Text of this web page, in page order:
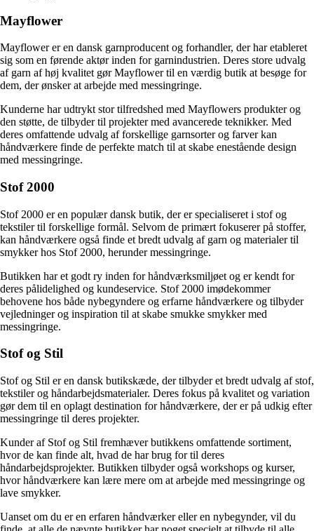
Mayflower
Mayflower er en dansk garnproducent og forhandler, der har etableret
sig som en førende aktør inden for garnindustrien. Deres store udvalg
af garn af høj kvalitet gør Mayflower til en værdig butik at besøge for
dem, der ønsker at arbejde med messingringe.
Kunderne har udtrykt stor tilfredshed med Mayflowers produkter og
den støtte, de tilbyder til projekter med avancerede teknikker. Med
deres omfattende udvalg af forskellige garnsorter og farver kan
håndværkere finde de perfekte match til at skabe enestående design
med messingringe.
Stof 2000
Stof 2000 er en populær dansk butik, der er specialiseret i stof og
tekstiler til forskellige formål. Selvom de primært fokuserer på stoffer,
kan håndværkere også finde et bredt udvalg af garn og materialer til
smykker hos Stof 2000, herunder messingringe.
Butikken har et godt ry inden for håndværksmiljøet og er kendt for
deres pålidelighed og kundeservice. Stof 2000 imødekommer
behovene hos både nybegyndere og erfarne håndværkere og tilbyder
vejledninger og inspiration til at skabe smukke smykker med
messingringe.
Stof og Stil
Stof og Stil er en dansk butikskæde, der tilbyder et bredt udvalg af stof,
tekstiler og håndarbejdsmaterialer. Deres fokus på kvalitet og variation
gør dem til en oplagt destination for håndværkere, der er på udkig efter
messingringe til deres projekter.
Kunder af Stof og Stil fremhæver butikkens omfattende sortiment,
hvor de kan finde alt, hvad de har brug for til deres
håndarbejdsprojekter. Butikken tilbyder også workshops og kurser,
hvor håndværkere kan lære mere om at arbejde med messingringe og
lave smykker.
Uanset om du er en erfaren håndværker eller en nybegynder, vil du